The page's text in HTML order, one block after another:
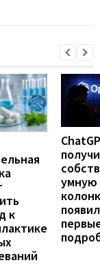
к
умную